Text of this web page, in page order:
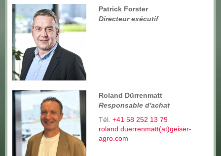
Patrick Forster
Directeur exécutif
Roland Dürrenmatt
Responsable d'achat
Tél. +41 58 252 13 79
roland.duerrenmatt(at)geiser-
agro.com